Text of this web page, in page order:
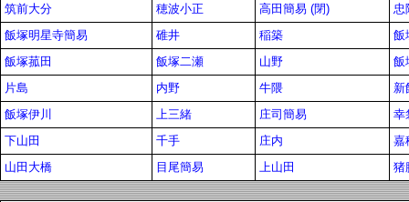
筑前大分
穂波小正 高田簡易 (閉)
忠
飯塚明星寺簡易
碓井 稲築
飯
飯塚菰田
飯塚二瀬 山野
飯
片島
内野 牛隈
新
飯塚伊川
上三緒 庄司簡易
幸
下山田
千手 庄内
嘉
山田大橋
目尾簡易 上山田 猪